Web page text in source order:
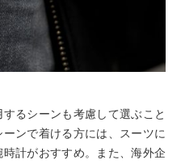
るシーンも考慮して選ぶこと
ンで着ける方には、スーツに
計がおすすめ。また、海外企